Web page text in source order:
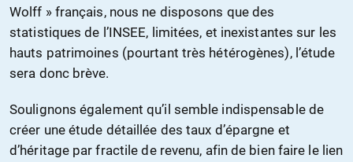
Wolff » français, nous ne disposons que des
statistiques de l’INSEE, limitées, et inexistantes sur les
hauts patrimoines (pourtant très hétérogènes), l’étude
sera donc brève.
Soulignons également qu’il semble indispensable de
créer une étude détaillée des taux d’épargne et
d’héritage par fractile de revenu, afin de bien faire le lien